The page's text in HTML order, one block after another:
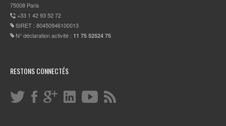
75008 Paris
+33 1 42 93 52 72
SIRET : 80450946100013
N° déclaration activité : 11 75 52524 75
RESTONS CONNECTÉS